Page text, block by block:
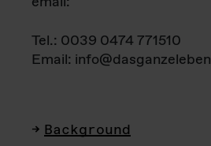
Tel.: 0039 0474 771510
Email:
Background